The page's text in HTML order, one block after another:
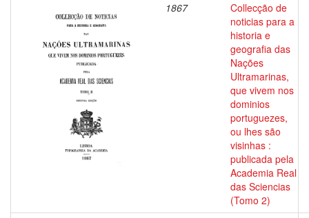
1867
Collecção de
noticias para a
historia e
geografia das
Nações
Ultramarinas,
que vivem nos
dominios
portuguezes,
ou lhes são
visinhas :
publicada pela
Academia Real
das Sciencias
(Tomo 2)